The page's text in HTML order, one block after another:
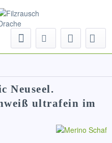
Neuseel.
ultrafein im